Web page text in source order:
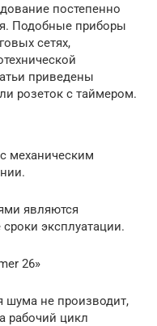
постепенно
Подобные приборы
сетях,
приведены
розеток с таймером.
механическим
являются
эксплуатации.
26»
шума не производит,
рабочий цикл